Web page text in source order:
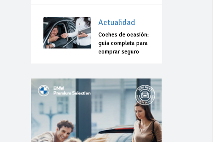
Actualidad
Coches de ocasión:
guía completa para
comprar seguro